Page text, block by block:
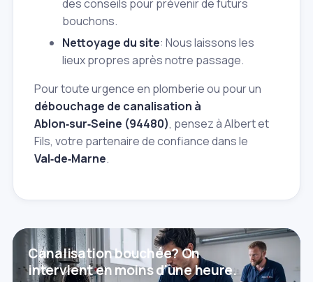
des conseils pour prévenir de futurs
bouchons.
Nettoyage du site: Nous laissons les
lieux propres après notre passage.
Pour toute urgence en plomberie ou pour un
débouchage de canalisation à
Ablon‑sur‑Seine (94480), pensez à Albert et
Fils, votre partenaire de confiance dans le
Val‑de‑Marne.
Canalisation bouchée? On
intervient en moins d'une heure.